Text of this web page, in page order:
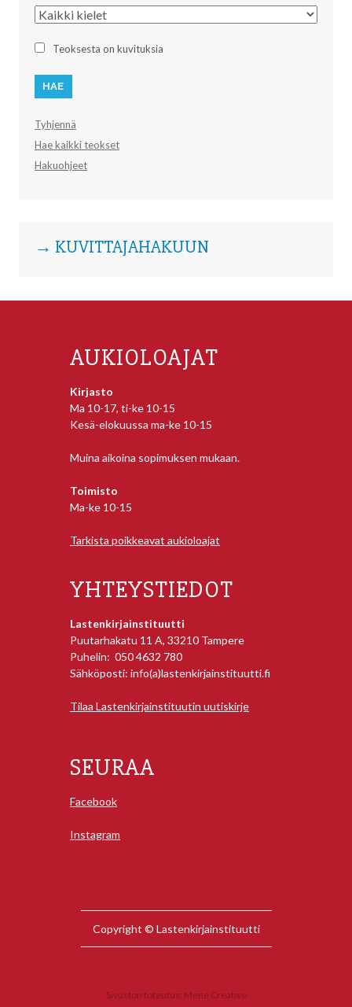
Kieli
Teoksesta on kuvituksia
Tyhjennä
Hae kaikki teokset
Hakuohjeet
→ KUVITTAJAHAKUUN
AUKIOLOAJAT
Kirjasto
Ma 10-17, ti-ke 10-15
Kesä-elokuussa ma-ke 10-15
Muina aikoina sopimuksen mukaan.
Toimisto
Ma-ke 10-15
Tarkista poikkeavat aukioloajat
YHTEYSTIEDOT
Lastenkirjainstituutti
Puutarhakatu 11 A, 33210 Tampere
Puhelin: 050 4632 780
Sähköposti: info(a)lastenkirjainstituutti.fi
Tilaa Lastenkirjainstituutin uutiskirje
SEURAA
Facebook
Instagram
Copyright © Lastenkirjainstituutti
Sivuston toteutus: Mene Creative